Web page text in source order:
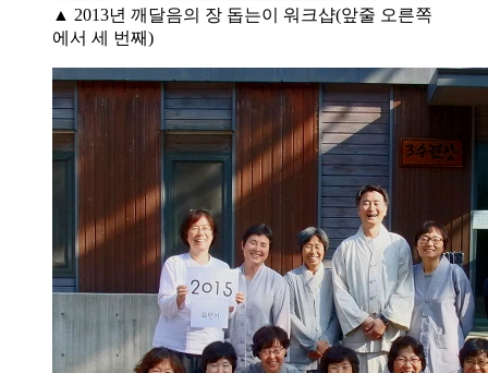
▲ 2013년 깨달음의 장 돕는이 워크샵(앞줄 오른쪽
에서 세 번째)